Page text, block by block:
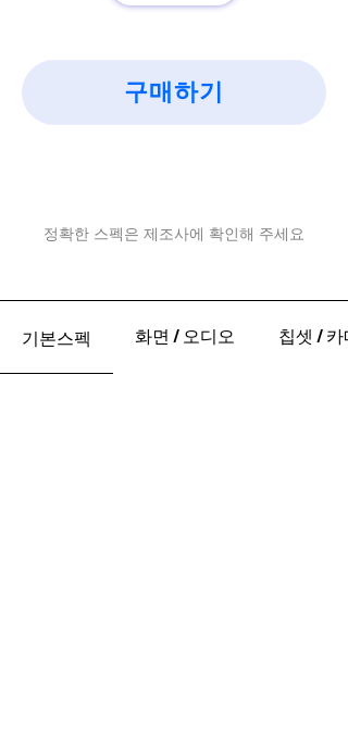
구매하기
정확한 스펙은 제조사에 확인해 주세요
기본스펙 화면 / 오디오 칩셋 / 카